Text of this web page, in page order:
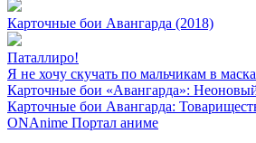
Карточные бои Авангарда (2018)
Паталлиро!
Я не хочу скучать по мальчикам в
Карточные бои «Авангарда»:
Карточные бои Авангарда:
ONAnime Портал аниме